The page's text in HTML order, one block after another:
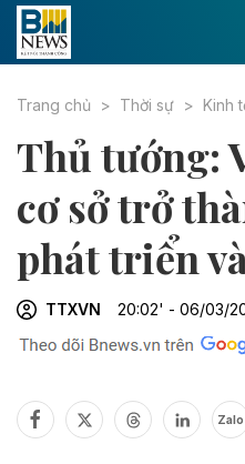
Trang chủ Thời sự Kinh
Thủ tướng:
cơ sở trở
phát triển
TTXVN 20:02' - 06/03/
Zalo